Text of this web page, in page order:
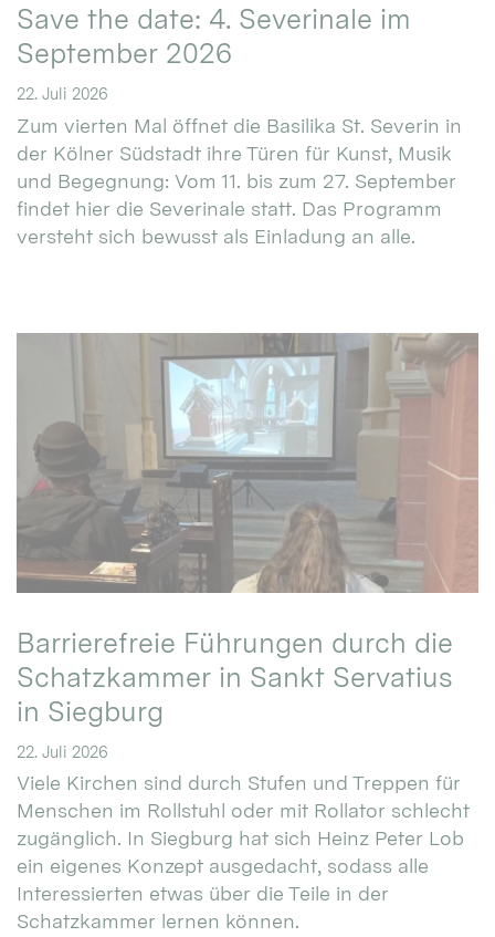
Save the date: 4. Severinale im
September 2026
22. Juli 2026
Zum vierten Mal öffnet die Basilika St. Severin in
der Kölner Südstadt ihre Türen für Kunst, Musik
und Begegnung: Vom 11. bis zum 27. September
findet hier die Severinale statt. Das Programm
versteht sich bewusst als Einladung an alle.
Barrierefreie Führungen durch die
Schatzkammer in Sankt Servatius
in Siegburg
22. Juli 2026
Viele Kirchen sind durch Stufen und Treppen für
Menschen im Rollstuhl oder mit Rollator schlecht
zugänglich. In Siegburg hat sich Heinz Peter Lob
ein eigenes Konzept ausgedacht, sodass alle
Interessierten etwas über die Teile in der
Schatzkammer lernen können.